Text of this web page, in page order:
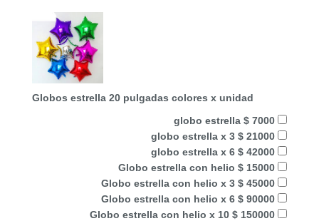
Globos estrella 20 pulgadas colores x unidad
globo estrella $ 7000
globo estrella x 3 $ 21000
globo estrella x 6 $ 42000
Globo estrella con helio $ 15000
Globo estrella con helio x 3 $ 45000
Globo estrella con helio x 6 $ 90000
Globo estrella con helio x 10 $ 150000